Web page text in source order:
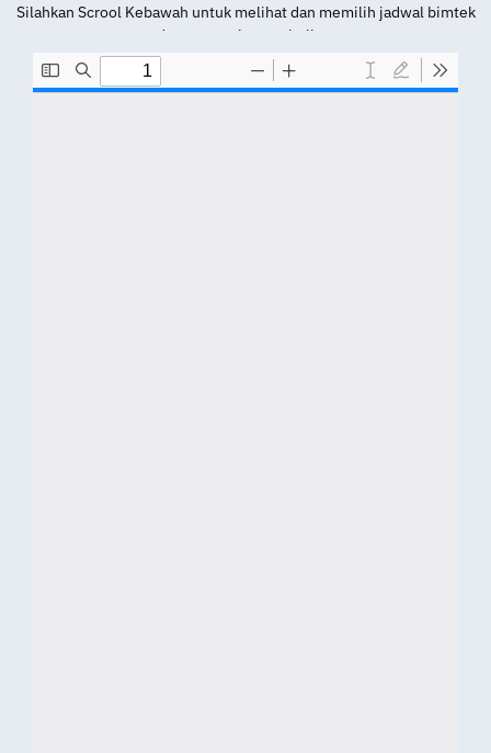
Silahkan Scrool Kebawah untuk melihat dan memilih jadwal bimtek
dan tempat kota pelatihan